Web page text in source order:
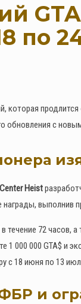
по
которая
обновления с
Heist
награды, выполнив
в течение 72 часов,
1 000 000 GTA$ и
с 18 июня по 13
и